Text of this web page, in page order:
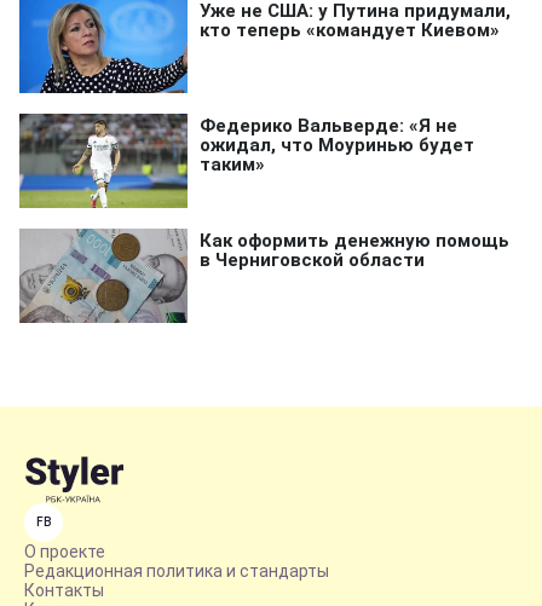
FB
О проекте
Редакционная политика и стандарты
Контакты